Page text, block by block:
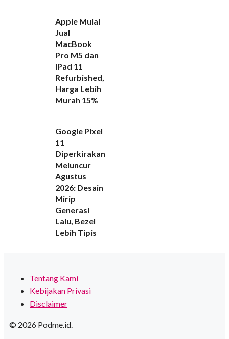
Apple Mulai
Jual
MacBook
Pro M5 dan
iPad 11
Refurbished,
Harga Lebih
Murah 15%
Google Pixel
11
Diperkirakan
Meluncur
Agustus
2026: Desain
Mirip
Generasi
Lalu, Bezel
Lebih Tipis
Tentang Kami
Kebijakan Privasi
Disclaimer
© 2026 Podme.id.